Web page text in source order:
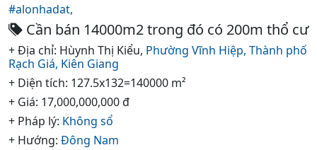
#alonhadat,
Cần bán 14000m2 trong đó có 200m thổ cư
+ Địa chỉ: Hùynh Thị Kiểu, Phường Vĩnh Hiệp, Thành phố
Rạch Giá, Kiên Giang
+ Diện tích: 127.5x132=140000 m²
+ Giá: 17,000,000,000 đ
+ Pháp lý: Không sổ
+ Hướng: Đông Nam